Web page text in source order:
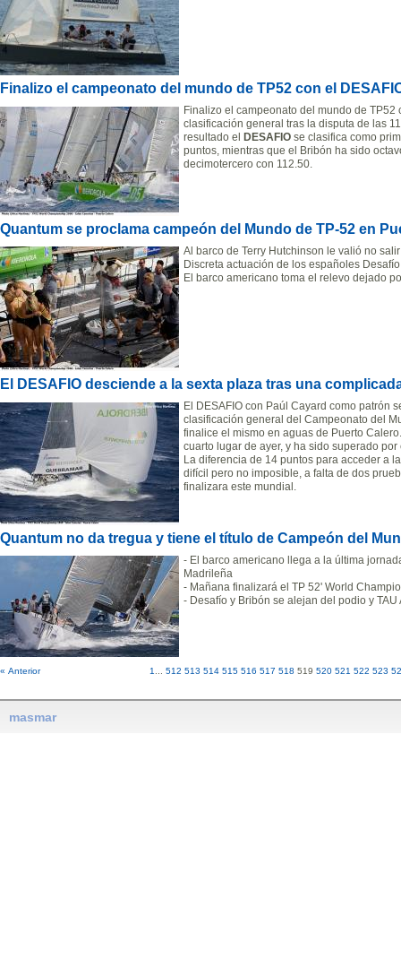
Finalizo el campeonato del mundo de TP52 con el
Finalizo el campeonato del mundo de TP52
clasificación general tras la disputa de las
resultado el
DESAFIO se clasifica como
puntos, mientras que el Bribón ha sido
decimotercero con 112.50.
Quantum se proclama campeón del Mundo de TP-52 en
Al barco de Terry Hutchinson le valió no
Discreta actuación de los españoles
El barco americano toma el relevo dejado
El DESAFIO desciende a la sexta plaza tras una
El DESAFIO con Paúl Cayard como patrón
clasificación general del Campeonato del
finalice el mismo en aguas de Puerto
cuarto lugar de ayer, y ha sido superado
La diferencia de 14 puntos para acceder a
difícil pero no imposible, a falta de dos
finalizara este mundial.
Quantum no da tregua y tiene el título de Campeón del
- El barco americano llega a la última
Madrileña
- Mañana finalizará el TP 52' World
- Desafío y Bribón se alejan del podio y
« Anterior 1... 512 513 514 515 516 517 518 519 520 521 522 523
masmar